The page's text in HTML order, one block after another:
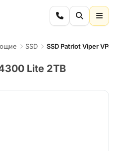
SSD SSD Patriot Viper
Lite 2TB